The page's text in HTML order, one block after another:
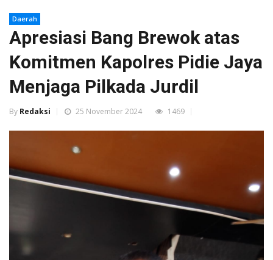
Daerah
Apresiasi Bang Brewok atas
Komitmen Kapolres Pidie Jaya
Menjaga Pilkada Jurdil
By Redaksi 25 November 2024 1469